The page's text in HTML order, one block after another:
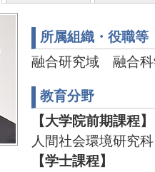
所属組織・役職等
融合研究域 融合科
教育分野
【大学院前期課程】
人間社会環境研究
【学士課程】